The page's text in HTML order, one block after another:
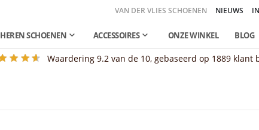
VAN DER VLIES SCHOENEN NIEUWS
HEREN SCHOENEN ACCESSOIRES ONZE WINKEL BLOG
Waardering9.2 van de 10, gebaseerd op 1889 klant